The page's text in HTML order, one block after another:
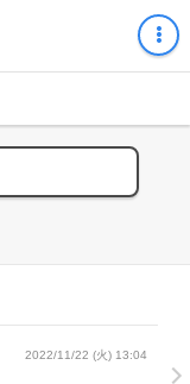
2022/11/22 (火) 13:04